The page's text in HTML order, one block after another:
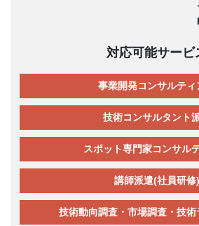
対応可能サービ
事業開発コンサルティ
技術コンサルタント
スポット専門家コンサル
講師派遣(社員研修)
技術動向調査・市場調査・技